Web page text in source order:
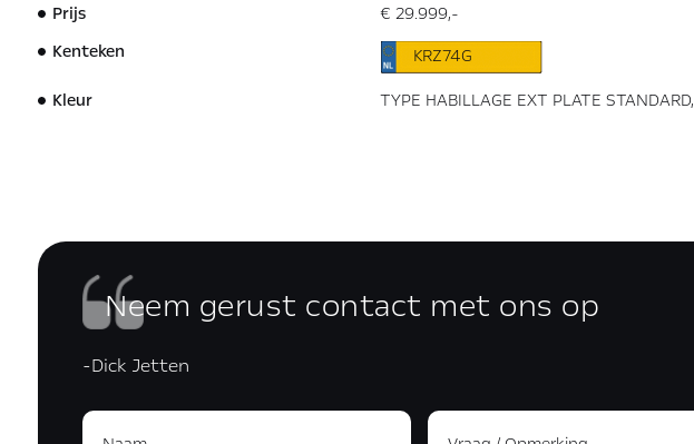
Prijs
€ 29.999,-
Kenteken
KRZ74G
Kleur
TYPE HABILLAGE EXT PLATE STANDARD,
Neem gerust contact met ons op
-Dick Jetten